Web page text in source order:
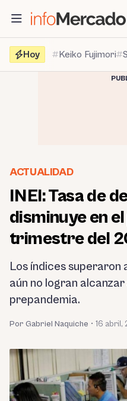
contenido
Hoy
Keiko Fujimori
ACTUALIDAD
INEI: Tasa de
disminuye en
trimestre del
Los índices superaron
aún no logran
prepandemia.
Por Gabriel Naquiche • 16 abril,